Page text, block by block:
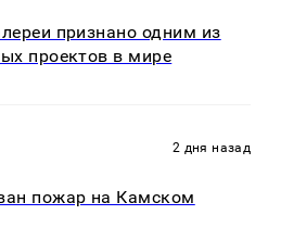
признано одним из
проектов в мире
2 дня назад
пожар на Камском